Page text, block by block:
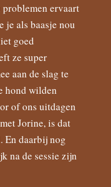
ervaart
je als baasje nou
goed
ze super
aan de slag te
hond wilden
of ons uitdagen
Jorine, is dat
En daarbij nog
na de sessie zijn